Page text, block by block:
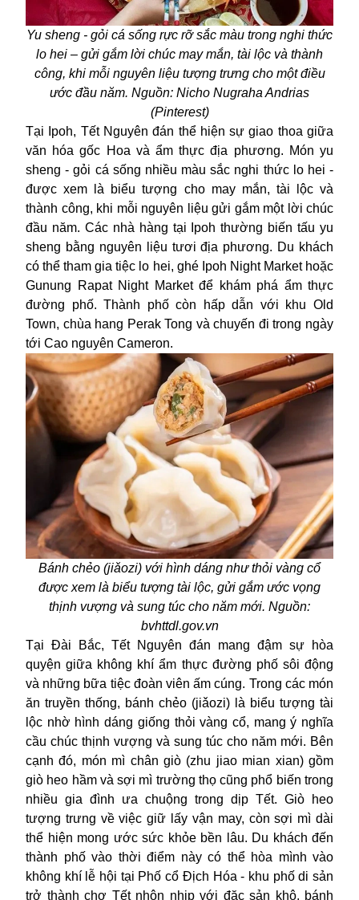
Yu sheng - gỏi cá sống rực rỡ sắc màu trong nghi thức
lo hei – gửi gắm lời chúc may mắn, tài lộc và thành
công, khi mỗi nguyên liệu tượng trưng cho một điều
ước đầu năm. Nguồn: Nicho Nugraha Andrias
(Pinterest)
Tại Ipoh, Tết Nguyên đán thể hiện sự giao thoa giữa
văn hóa gốc Hoa và ẩm thực địa phương. Món yu
sheng - gỏi cá sống nhiều màu sắc nghi thức lo hei -
được xem là biểu tượng cho may mắn, tài lộc và
thành công, khi mỗi nguyên liệu gửi gắm một lời chúc
đầu năm. Các nhà hàng tại Ipoh thường biến tấu yu
sheng bằng nguyên liệu tươi địa phương. Du khách
có thể tham gia tiệc lo hei, ghé Ipoh Night Market hoặc
Gunung Rapat Night Market để khám phá ẩm thực
đường phố. Thành phố còn hấp dẫn với khu Old
Town, chùa hang Perak Tong và chuyến đi trong ngày
tới Cao nguyên Cameron.
Bánh chẻo (jiǎozi) với hình dáng như thỏi vàng cổ
được xem là biểu tượng tài lộc, gửi gắm ước vọng
thịnh vượng và sung túc cho năm mới. Nguồn:
bvhttdl.gov.vn
Tại Đài Bắc, Tết Nguyên đán mang đậm sự hòa
quyện giữa không khí ẩm thực đường phố sôi động
và những bữa tiệc đoàn viên ấm cúng. Trong các món
ăn truyền thống, bánh chẻo (jiǎozi) là biểu tượng tài
lộc nhờ hình dáng giống thỏi vàng cổ, mang ý nghĩa
cầu chúc thịnh vượng và sung túc cho năm mới. Bên
cạnh đó, món mì chân giò (zhu jiao mian xian) gồm
giò heo hầm và sợi mì trường thọ cũng phổ biến trong
nhiều gia đình ưa chuộng trong dịp Tết. Giò heo
tượng trưng về việc giữ lấy vận may, còn sợi mì dài
thể hiện mong ước sức khỏe bền lâu. Du khách đến
thành phố vào thời điểm này có thể hòa mình vào
không khí lễ hội tại Phố cổ Địch Hóa - khu phố di sản
trở thành chợ Tết nhộn nhịp với đặc sản khô, bánh